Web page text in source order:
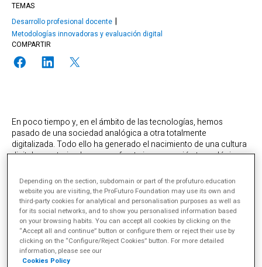
TEMAS
Desarrollo profesional docente
Metodologías innovadoras y evaluación digital
COMPARTIR
En poco tiempo y, en el ámbito de las tecnologías, hemos
pasado de una sociedad analógica a otra totalmente
digitalizada. Todo ello ha generado el nacimiento de una cultura
digital caracterizada por una fuerte impregnación tecnológica
Depending on the section, subdomain or part of the profuturo.education
website you are visiting, the ProFuturo Foundation may use its own and
third-party cookies for analytical and personalisation purposes as well as
for its social networks, and to show you personalised information based
on your browsing habits. You can accept all cookies by clicking on the
“Accept all and continue” button or configure them or reject their use by
clicking on the “Configure/Reject Cookies” button. For more detailed
information, please see our
Cookies Policy